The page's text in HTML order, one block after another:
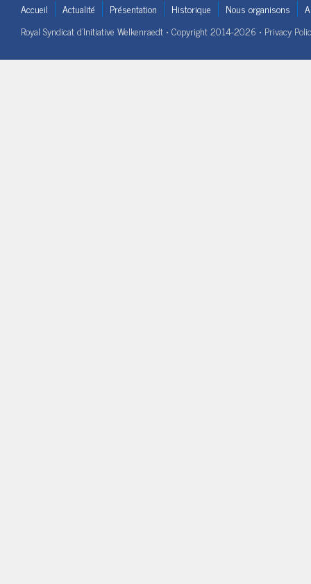
Accueil Actualité Présentation Historique Nous organisons
Royal Syndicat d'Initiative Welkenraedt • Copyright 2014-2026 • Privacy